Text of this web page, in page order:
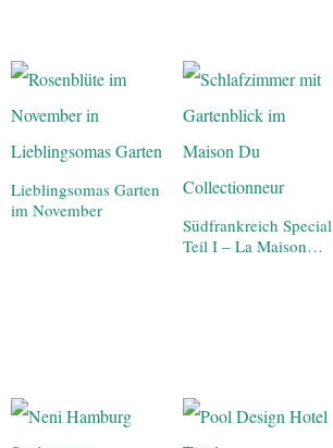
Lieblingsomas Garten
im November
Südfrankreich Special
Teil I – La Maison…